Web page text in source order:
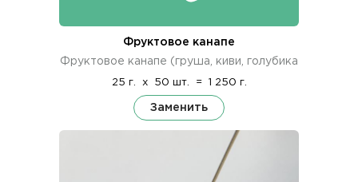
Фруктовое канапе
Фруктовое канапе (груша, киви, голубика
25 г. x 50 шт. = 1 250 г.
Заменить